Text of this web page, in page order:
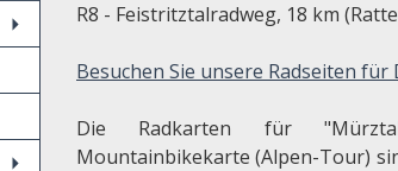
R8 - Feistritztalradweg, 18 km
Besuchen Sie unsere Radseiten
Die Radkarten für
Mountainbikekarte (Alpen-Tour)